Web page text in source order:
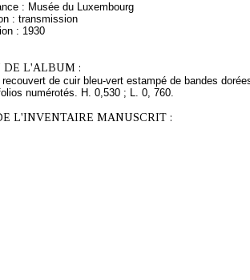
: Musée du Luxembourg
: transmission
: 1930
DE L'ALBUM :
de cuir bleu-vert estampé de bandes
numérotés. H. 0,530 ; L. 0, 760.
L'INVENTAIRE MANUSCRIT :